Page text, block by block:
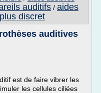
auditifs / aides
discret
auditives
est de faire vibrer les
les cellules ciliées